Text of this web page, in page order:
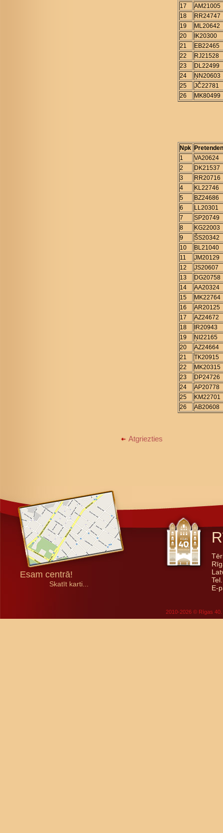
17
AM21005
18
RR24747
19
ML20642
20
IK20300
21
EB22465
22
RJ21528
23
DL22499
24
ŅN20603
25
JČ22781
26
MK80499
Npk
1
VA20624
2
DK21537
3
RR20716
4
KL22746
5
BZ24686
6
LL20301
7
SP20749
8
KG22003
9
ŠS20342
10
BL21040
11
JM20129
12
JS20607
13
DG20758
14
AA20324
15
MK22764
16
AR20125
17
AZ24672
18
IR20943
19
ŅI22165
20
AZ24664
21
TK20915
22
MK20315
23
DP24726
24
AP20778
25
KM22701
26
AB20608
Atgriezties
Esam centrā!
Skatīt karti...
E-
2010-2026 © Rīgas